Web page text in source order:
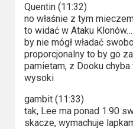
Quentin (11:32)
no właśnie z tym
to widać w Ataku
by nie mógł władać
proporcjonalny to by go
pamietam, z Dooku
wysoki
gambit (11:33)
tak, Lee ma ponad 1.90
skacze, wymachuje